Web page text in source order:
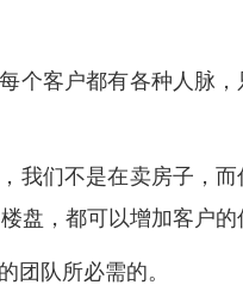
个客户都有各种人脉
我们不是在卖房子，
盘，都可以增加客户的
团队所必需的。